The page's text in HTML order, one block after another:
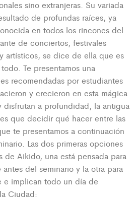
sino extranjeras. Su variada
de profundas raíces, ya
en todos los rincones del
de conciertos, festivales
artísticos, se dice de ella que es
Te presentamos una
recomendadas por estudiantes
y crecieron en esta mágica
disfrutan a profundidad, la antigua
que decidir qué hacer entre las
te presentamos a continuación
Las dos primeras opciones
de Aikido, una está pensada para
del seminario y la otra para
e implican todo un día de
Ciudad: